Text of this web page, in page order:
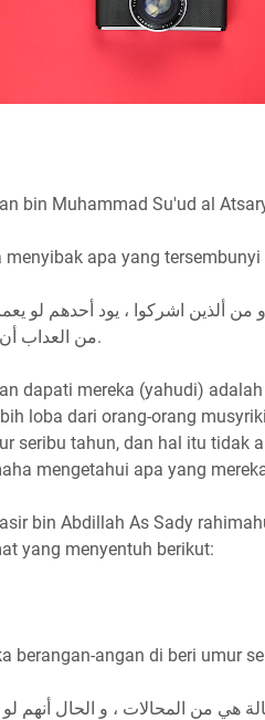
bin Muhammad Su'ud al
apa yang
ألذين اشركوا ، يود أحدهم لو
من العداب أن يعمر ، و ألله بصير بما يعملون.
dapati mereka (yahudi)
loba dari orang-orang
seribu tahun, dan hal itu tidak
mengetahui apa yang
bin Abdillah As Sady
yang menyentuh berikut:
berangan-angan di beri umur
هي من المحالات ، و الحال أنهم